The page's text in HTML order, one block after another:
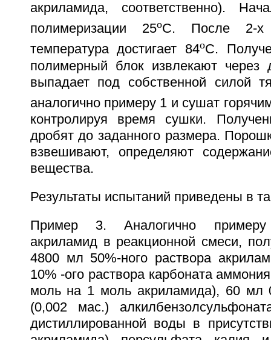
акриламида, соответственно).
полимеризации 25oС. После 2-х
температура достигает 84oС.
полимерный блок извлекают через
выпадает под собственной силой
аналогично примеру 1 и сушат
контролируя время сушки.
дробят до заданного размера.
взвешивают, определяют
вещества.
Результаты испытаний приведены в
Пример 3. Аналогично
акриламид в реакционной смеси,
4800 мл 50%-ного раствора
10% -ого раствора карбоната
моль на 1 моль акриламида), 60 мл
(0,002 мас.)
дистиллированной воды в